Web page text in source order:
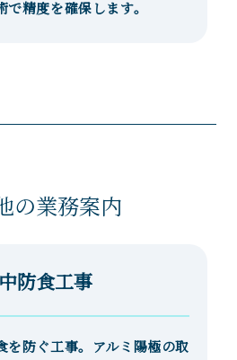
精度を確保します。
の業務案内
防食工事
を防ぐ工事。アルミ陽極の取